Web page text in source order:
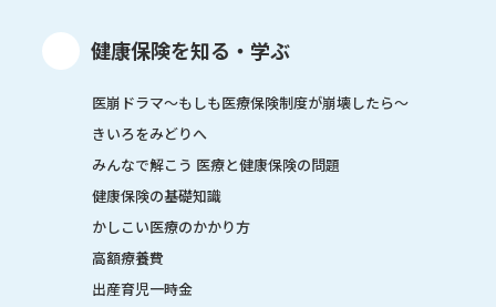
健康保険を知る・学ぶ
医崩ドラマ〜もしも医療保険制度が崩壊したら〜
きいろをみどりへ
みんなで解こう 医療と健康保険の問題
健康保険の基礎知識
かしこい医療のかかり方
高額療養費
出産育児一時金